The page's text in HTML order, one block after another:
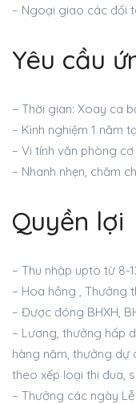
– Ngoại giao các đối
Yêu cầu
– Thời gian: Xoay ca
– Kinh nghiệm 1 năm
– Vi tính văn phòng cơ
– Nhanh nhẹn, chăm
Quyền lợi
– Thu nhập upto từ 8-
– Hoa hồng , Thưởng
– Được đóng BHXH,
– Lương, thưởng hấp
hàng năm, thưởng dự
theo xếp loại thi đua,
– Thưởng các ngày